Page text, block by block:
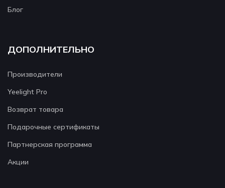
Блог
ДОПОЛНИТЕЛЬНО
Производители
Yeelight Pro
Возврат товара
Подарочные сертификаты
Партнерская программа
Акции